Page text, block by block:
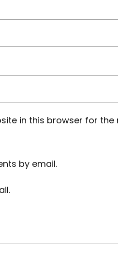
in this browser for the
by email.